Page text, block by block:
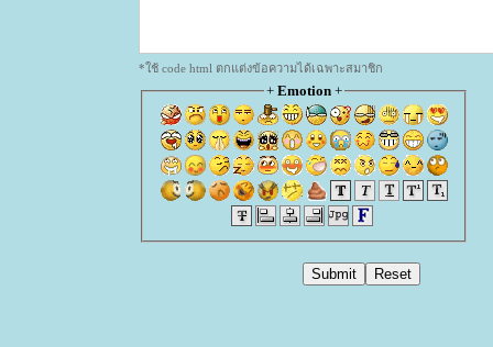
*ใช้ code html ตกแต่งข้อความได้เฉพาะสมาชิก
+ Emotion+